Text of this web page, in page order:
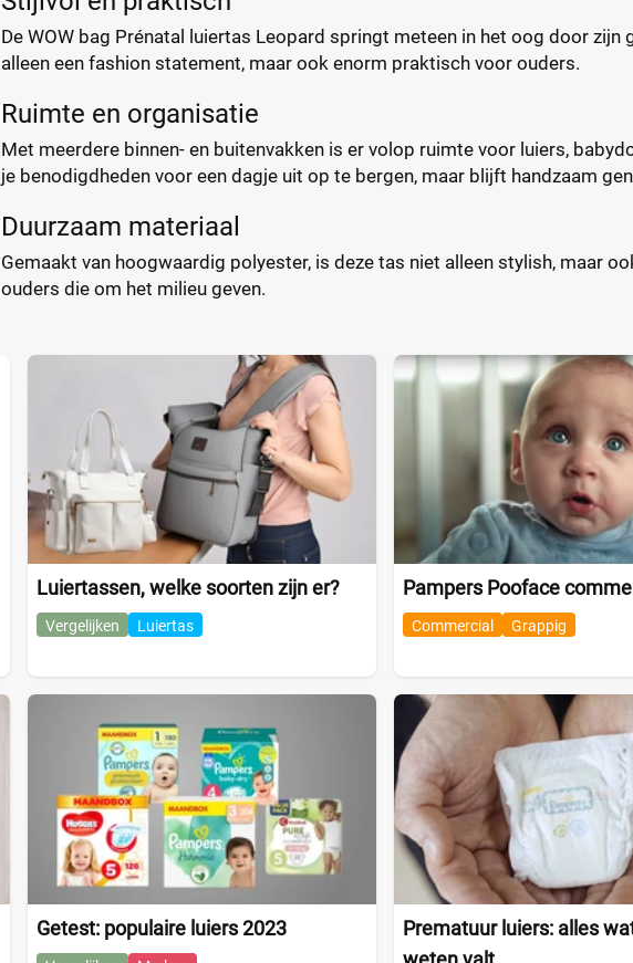
De WOW bag Prénatal luiertas Leopard springt meteen in het oog door
alleen een fashion statement, maar ook enorm praktisch voor ouders.
Ruimte en organisatie
Met meerdere binnen- en buitenvakken is er volop ruimte voor luiers,
je benodigdheden voor een dagje uit op te bergen, maar blijft handzaam
Duurzaam materiaal
Gemaakt van hoogwaardig polyester, is deze tas niet alleen stylish, maar
ouders die om het milieu geven.
Luiertassen, welke soorten zijn er?
Vergelijken Luiertas
Pampers Pooface
Commercial Grappig
Getest: populaire luiers 2023
Prematuur luiers: alles